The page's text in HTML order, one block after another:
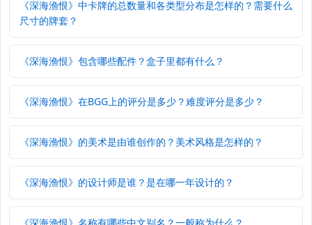
《深海渔恨》中卡牌的总数量和各类型分布是怎样的？需要什么
尺寸的牌套？
《深海渔恨》包含哪些配件？盒子里都有什么？
《深海渔恨》在BGG上的评分是多少？难度评分是多少？
《深海渔恨》的美术是由谁创作的？美术风格是怎样的？
《深海渔恨》的设计师是谁？是在哪一年设计的？